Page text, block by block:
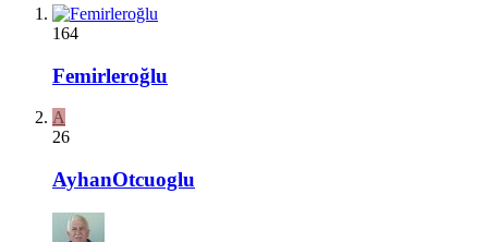
164
Femirleroğlu
A
26
AyhanOtcuoglu